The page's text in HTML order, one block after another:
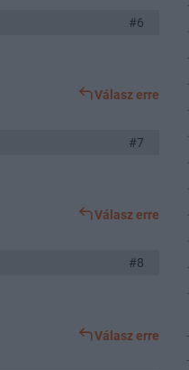
#6
Válasz erre
#7
Válasz erre
#8
Válasz erre